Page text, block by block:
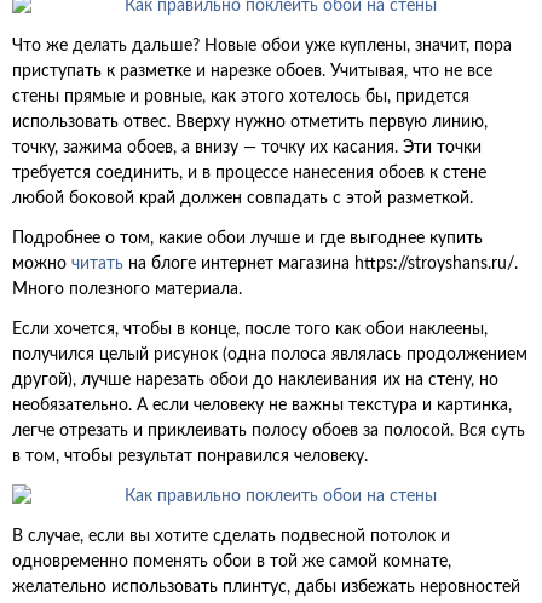
Что же делать дальше? Новые обои уже куплены, значит, пора
приступать к разметке и нарезке обоев. Учитывая, что не все
стены прямые и ровные, как этого хотелось бы, придется
использовать отвес. Вверху нужно отметить первую линию,
точку, зажима обоев, а внизу — точку их касания. Эти точки
требуется соединить, и в процессе нанесения обоев к стене
любой боковой край должен совпадать с этой разметкой.
Подробнее о том, какие обои лучше и где выгоднее купить
можно читать на блоге интернет магазина https://stroyshans.ru/.
Много полезного материала.
Если хочется, чтобы в конце, после того как обои наклеены,
получился целый рисунок (одна полоса являлась продолжением
другой), лучше нарезать обои до наклеивания их на стену, но
необязательно. А если человеку не важны текстура и картинка,
легче отрезать и приклеивать полосу обоев за полосой. Вся суть
в том, чтобы результат понравился человеку.
В случае, если вы хотите сделать подвесной потолок и
одновременно поменять обои в той же самой комнате,
желательно использовать плинтус, дабы избежать неровностей